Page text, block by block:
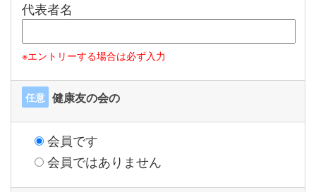
代表者名
※エントリーする場合は必ず入力
任意 健康友の会の
会員です
会員ではありません